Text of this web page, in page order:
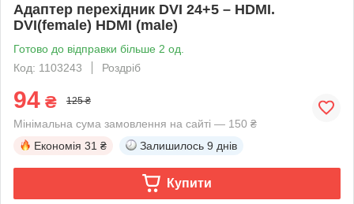
Адаптер перехідник DVI 24+5 – HDMI.
DVI(female) HDMI (male)
Готово до відправки більше 2 од.
Код: 1103243
Роздріб
94 ₴ 125 ₴
Мінімальна сума замовлення на сайті — 150 ₴
Економія 31 ₴ Залишилось 9 днів
Купити